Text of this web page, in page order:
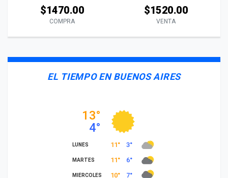
$1470.00
COMPRA
$1520.00
VENTA
EL TIEMPO EN BUENOS AIRES